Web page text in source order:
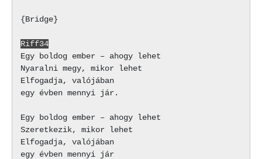
{Bridge}
Riff34
Egy boldog ember – ahogy lehet
Nyaralni megy, mikor lehet
Elfogadja, valójában
egy évben mennyi jár.
Egy boldog ember – ahogy lehet
Szeretkezik, mikor lehet
Elfogadja, valójában
egy évben mennyi jár